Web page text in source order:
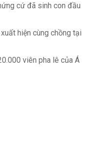
cứ đã sinh con đầu
hiện cùng chồng tại
viên pha lê của Á